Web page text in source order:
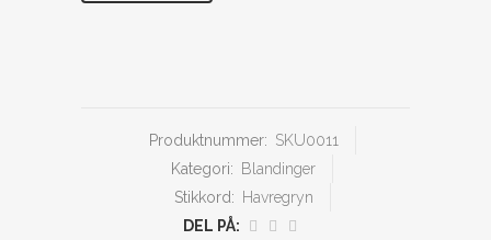
Produktnummer: SKU0011
Kategori:
Blandinger
Stikkord:
Havregryn
DEL PÅ: